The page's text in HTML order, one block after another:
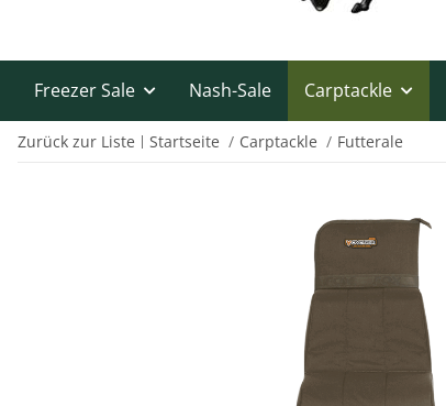
Freezer Sale Nash-Sale Carptackle
Zurück zur Liste Startseite Carptackle Futterale